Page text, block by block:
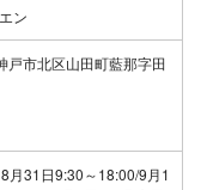
ン
戸市北区山田町藍那字田
月31日9:30～18:00/9月1